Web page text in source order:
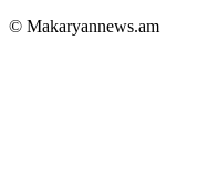
© Makaryannews.am